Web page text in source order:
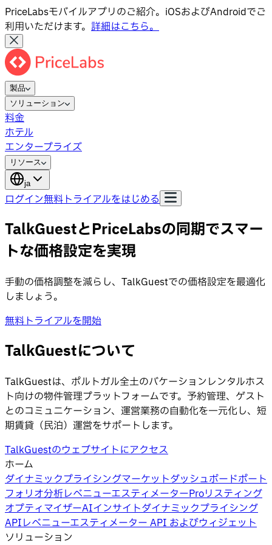
PriceLabsモバイルアプリのご紹介。iOSおよびAndroidでご
利用いただけます。 詳細はこちら。
製品
ソリューション
料金
ホテル
エンタープライズ
リソース
ja
ログイン無料トライアルをはじめる
TalkGuestとPriceLabsの同期でスマー
トな価格設定を実現
手動の価格調整を減らし、TalkGuestでの価格設定を最適化
しましょう。
無料トライアルを開始
TalkGuestについて
TalkGuestは、ポルトガル全土のバケーションレンタルホス
ト向けの物件管理プラットフォームです。予約管理、ゲスト
とのコミュニケーション、運営業務の自動化を一元化し、短
期賃貸（民泊）運営をサポートします。
TalkGuestのウェブサイトにアクセス
ホーム
ダイナミックプライシングマーケットダッシュボードポート
フォリオ分析レベニューエスティメーターProリスティング
オプティマイザーAIインサイトダイナミックプライシング
APIレベニューエスティメーター API およびウィジェット
ソリューション